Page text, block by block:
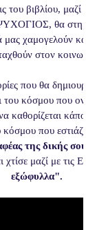
του βιβλίου, μαζί
ΨΥΧΟΓΙΟΣ, θα
χαμογελούν και
στον
που θα
του κόσμου που
καθορίζεται
κόσμου που εστιάζει
τηςδικής σου
χτίσε μαζί με τις
εξώφυλλα".